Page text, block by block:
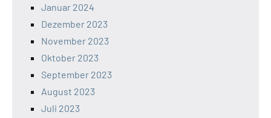
Januar 2024
Dezember 2023
November 2023
Oktober 2023
September 2023
August 2023
Juli 2023